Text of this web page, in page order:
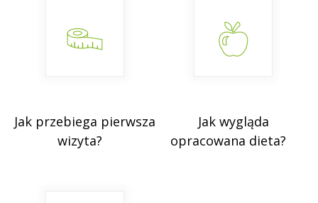
Jak przebiega pierwsza
wizyta?
Jak wygląda
opracowana dieta?